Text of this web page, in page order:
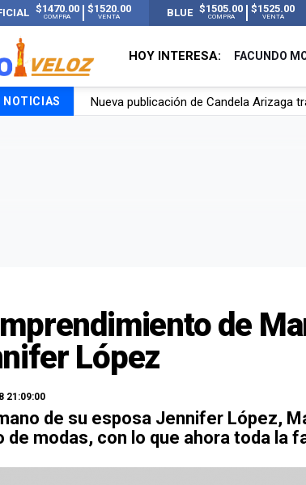
$1470.00
COMPRA
$1520.00
VENTA BLUE $1505.00
COMPRA
$1525.00
VENTA
HOY INTERESA: FACUNDO
NOTICIAS
Un joven murió quemado por su novia
de
López
21:09:00
de su esposa Jennifer López,
de modas, con lo que ahora toda la